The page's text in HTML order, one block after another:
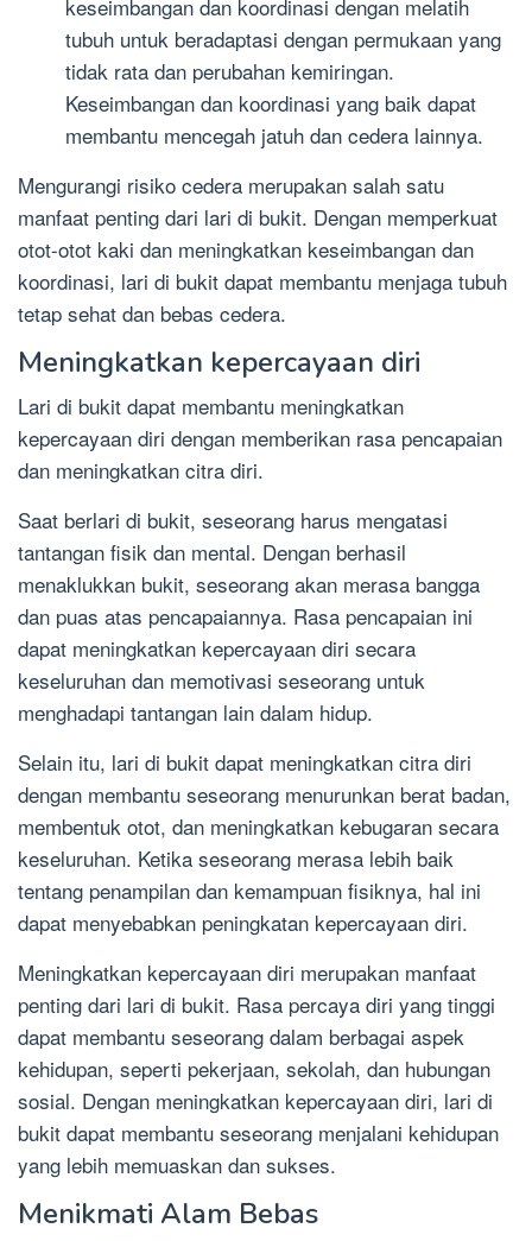
keseimbangan dan koordinasi dengan melatih
tubuh untuk beradaptasi dengan permukaan yang
tidak rata dan perubahan kemiringan.
Keseimbangan dan koordinasi yang baik dapat
membantu mencegah jatuh dan cedera lainnya.
Mengurangi risiko cedera merupakan salah satu
manfaat penting dari lari di bukit. Dengan memperkuat
otot-otot kaki dan meningkatkan keseimbangan dan
koordinasi, lari di bukit dapat membantu menjaga tubuh
tetap sehat dan bebas cedera.
Meningkatkan kepercayaan diri
Lari di bukit dapat membantu meningkatkan
kepercayaan diri dengan memberikan rasa pencapaian
dan meningkatkan citra diri.
Saat berlari di bukit, seseorang harus mengatasi
tantangan fisik dan mental. Dengan berhasil
menaklukkan bukit, seseorang akan merasa bangga
dan puas atas pencapaiannya. Rasa pencapaian ini
dapat meningkatkan kepercayaan diri secara
keseluruhan dan memotivasi seseorang untuk
menghadapi tantangan lain dalam hidup.
Selain itu, lari di bukit dapat meningkatkan citra diri
dengan membantu seseorang menurunkan berat badan,
membentuk otot, dan meningkatkan kebugaran secara
keseluruhan. Ketika seseorang merasa lebih baik
tentang penampilan dan kemampuan fisiknya, hal ini
dapat menyebabkan peningkatan kepercayaan diri.
Meningkatkan kepercayaan diri merupakan manfaat
penting dari lari di bukit. Rasa percaya diri yang tinggi
dapat membantu seseorang dalam berbagai aspek
kehidupan, seperti pekerjaan, sekolah, dan hubungan
sosial. Dengan meningkatkan kepercayaan diri, lari di
bukit dapat membantu seseorang menjalani kehidupan
yang lebih memuaskan dan sukses.
Menikmati Alam Bebas